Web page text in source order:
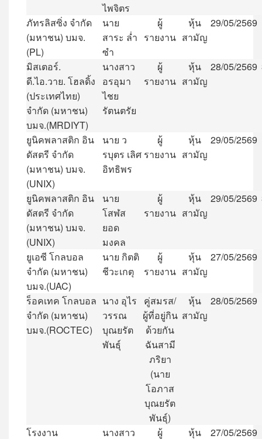
ไพจิตร
ภัทรลิสซิ่ง จำกัด
(มหาชน) บมจ.
(PL)
นาย
สาระ ล่ำ
ซำ
ผู้
รายงาน
หุ้น
สามัญ
29/05/2569
มิสเตอร์.
ดี.ไอ.วาย. โฮลดิ้ง
(ประเทศไทย)
จำกัด (มหาชน)
บมจ.(MRDIYT)
นางสาว
อรอุมา
ไชย
รัตนตรัย
ผู้
รายงาน
หุ้น
สามัญ
28/05/2569
ยูนิคพลาสติก อิน
ดัสตรี จำกัด
(มหาชน) บมจ.
(UNIX)
นาย ว
รบุตร เลิศ
อิทธิพร
ผู้
รายงาน
หุ้น
สามัญ
29/05/2569
ยูนิคพลาสติก อิน
ดัสตรี จำกัด
(มหาชน) บมจ.
(UNIX)
นาย
โสฬส
ยอด
มงคล
ผู้
รายงาน
หุ้น
สามัญ
29/05/2569
ยูเอซี โกลบอล
จำกัด (มหาชน)
บมจ.(UAC)
นาย กิตติ
ชีวะเกตุ
ผู้
รายงาน
หุ้น
สามัญ
27/05/2569
ร็อคเทค โกลบอล
จำกัด (มหาชน)
บมจ.(ROCTEC)
นาง อุไร
วรรณ
บุณยรัต
พันธุ์
คู่สมรส/
ผู้ที่อยู่กิน
ด้วยกัน
ฉันสามี
ภริยา
(นาย
โอภาส
บุณยรัต
พันธุ์)
หุ้น
สามัญ
28/05/2569
โรงงาน
นางสาว
ผู้
หุ้น
27/05/2569